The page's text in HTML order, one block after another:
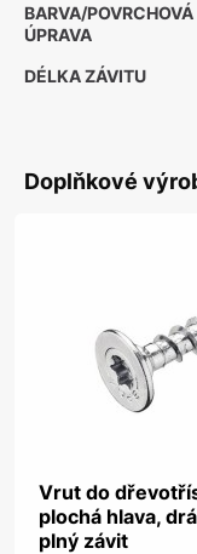
BARVA/POVRCHOVÁ
ÚPRAVA
DÉLKA ZÁVITU
Doplňkové
Vrut do
plochá hlava,
plný závit